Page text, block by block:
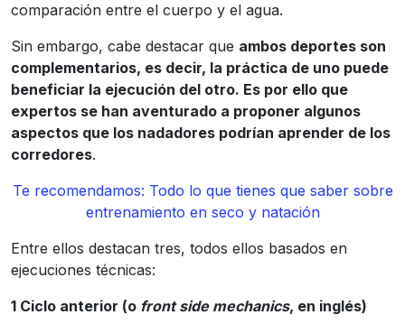
comparación entre el cuerpo y el agua.
Sin embargo, cabe destacar que ambos deportes son
complementarios, es decir, la práctica de uno puede
beneficiar la ejecución del otro. Es por ello que
expertos se han aventurado a proponer algunos
aspectos que los nadadores podrían aprender de los
corredores.
Te recomendamos: Todo lo que tienes que saber sobre
entrenamiento en seco y natación
Entre ellos destacan tres, todos ellos basados en
ejecuciones técnicas:
1 Ciclo anterior (o front side mechanics, en inglés)